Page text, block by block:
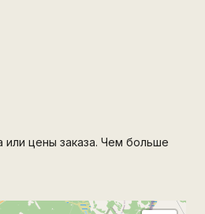
или цены заказа. Чем больше